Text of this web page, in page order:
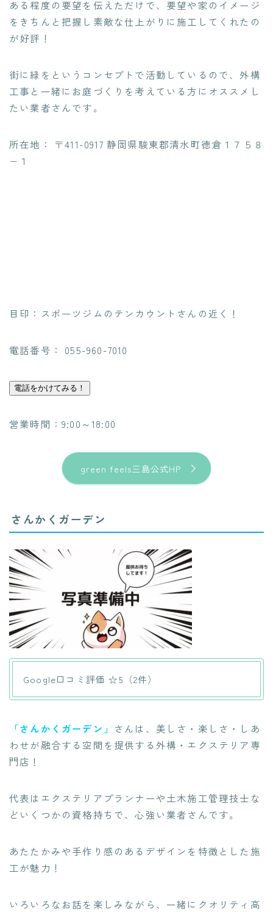
ある程度の要望を伝えただけで、 要望や家のイメージ
をきちんと把握し素敵な仕上がりに施工 してくれたの
が好評！
街に緑をというコンセプトで活動しているので、外構
工事と一緒にお庭づくりを考えている方にオススメし
たい業者さんです。
所在地： 〒411-0917 静岡県駿東郡清水町徳倉１７５８
−１
目印：スポーツジムのテンカウントさんの近く！
電話番号： 055-960-7010
電話をかけてみる！
営業時間：9:00～18:00
green feels三島公式HP
さんかくガーデン
Google口コミ評価 ☆5（2件）
「さんかくガーデン」 さんは、美しさ・楽しさ・しあ
わせが融合する空間を提供する外構・エクステリア専
門店！
代表はエクステリアプランナーや土木施工管理技士な
どいくつかの資格持ちで、心強い業者さんです。
あたたかみや手作り感のある デザインを特徴とした施
工が魅力！
いろいろなお話を楽しみながら、 一緒にクオリティ高